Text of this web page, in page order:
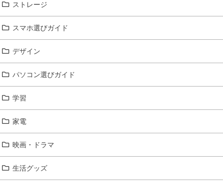
ストレージ
スマホ選びガイド
デザイン
パソコン選びガイド
学習
家電
映画・ドラマ
生活グッズ